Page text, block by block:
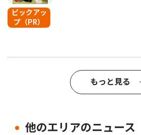
ピックアッ
プ（PR）
もっと見る
他のエリアのニュース